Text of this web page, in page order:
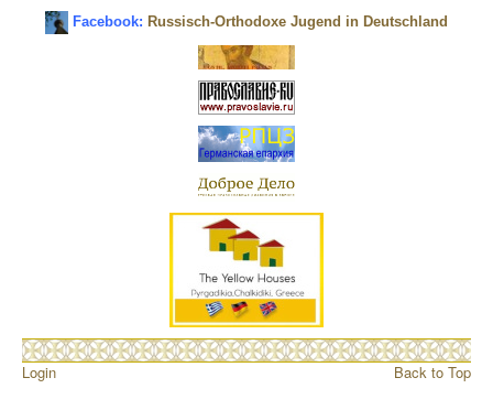
Facebook: Russisch-Orthodoxe Jugend in Deutschland
Login Back to Top